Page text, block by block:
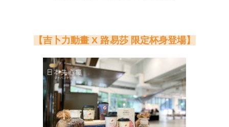
【吉卜力動畫 X 路易莎 限定杯身登場】